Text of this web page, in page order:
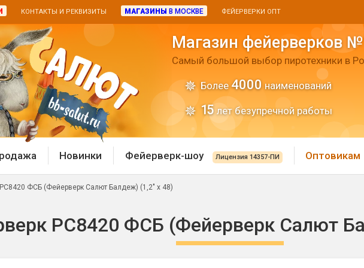
КОНТАКТЫ И РЕКВИЗИТЫ МАГАЗИНЫ В МОСКВЕ ФЕЙЕРВЕРКИ ОПТ
Магазин фейерверков
Самый большой выбор пиротехники в
Более 4000 наименований
15 лет безупречной работы
Дневные батареи
Хлопушки и
Новинки Фейерверк-шоу Лицензия 14357-ПИ Оптовикам
ФСБ (Фейерверк Салют Балдеж) (1,2" х 48)
РС8420 ФСБ (Фейерверк Салют